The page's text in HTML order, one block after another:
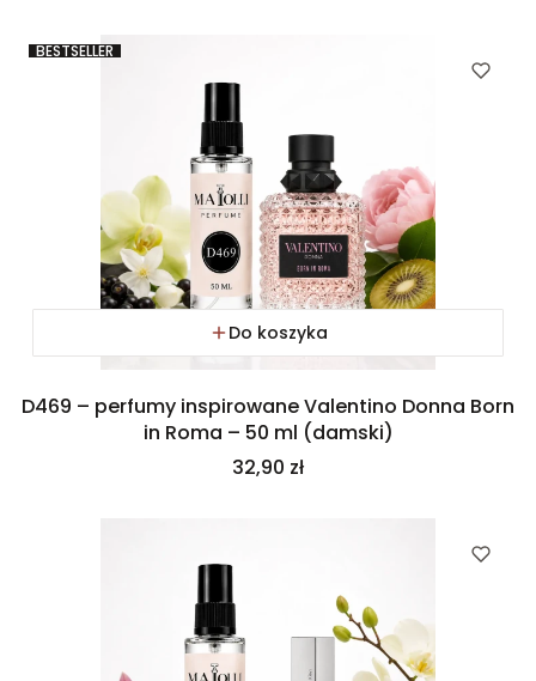
BESTSELLER
Do koszyka
D469 – perfumy inspirowane Valentino Donna Born
in Roma – 50 ml (damski)
Cena
32,90 zł